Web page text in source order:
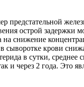
предстательной
острой задержки
снижение
крови
в сутки, среднее
и через 2 года.